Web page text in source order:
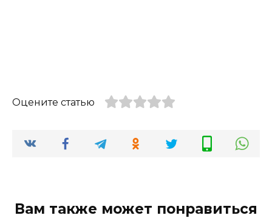
Оцените статью
Вам также может понравиться